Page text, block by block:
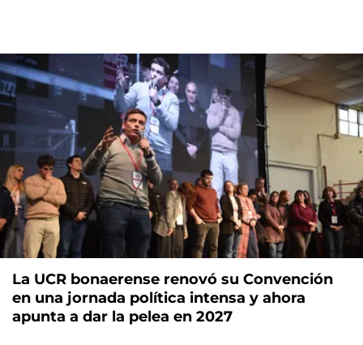
La UCR bonaerense renovó su Convención
en una jornada política intensa y ahora
apunta a dar la pelea en 2027